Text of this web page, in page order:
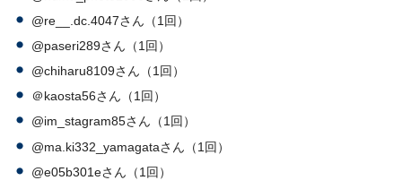
@re__.dc.4047さん（1回）
@paseri289さん（1回）
@chiharu8109さん（1回）
＠kaosta56さん（1回）
@im_stagram85さん（1回）
@ma.ki332_yamagataさん（1回）
@e05b301eさん（1回）